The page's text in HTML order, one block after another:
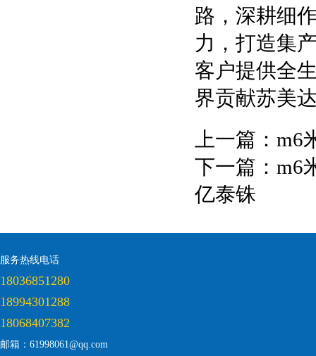
路，深耕细
力，打造集
客户提供全
界贡献苏美
上一篇： m6
下一篇： m6
亿泰铢
服务热线电话
18036851280
18994301288
18068407382
邮箱：61998061@qq.com